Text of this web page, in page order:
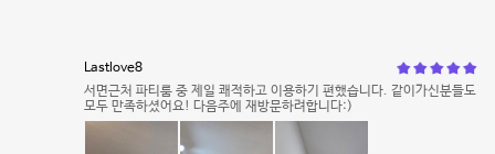
Lastlove8
서면근처 파티룸 중 제일 쾌적하고 이용하기 편했습니다. 같이가신분들도
모두 만족하셨어요! 다음주에 재방문하려합니다:)